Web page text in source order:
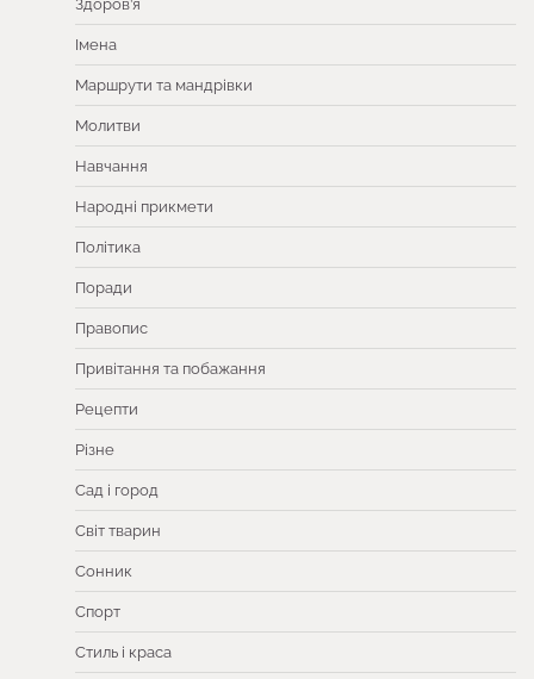
Здоров’я
Імена
Маршрути та мандрівки
Молитви
Навчання
Народні прикмети
Політика
Поради
Правопис
Привітання та побажання
Рецепти
Різне
Сад і город
Світ тварин
Сонник
Спорт
Стиль і краса